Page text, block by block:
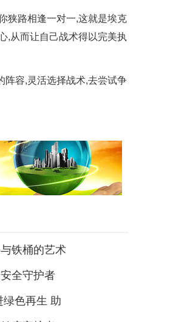
狭路相逢一对一,这就是埃克
,从而让自己战术得以完美执
阵容,灵活选择战术,去尝试争
铁桶的艺术
全守护者
绿色再生 助